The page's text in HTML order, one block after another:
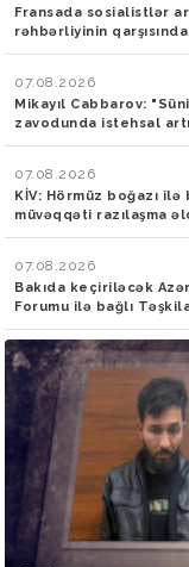
Fransada sosialistlər
rəhbərliyinin
07.08.2026
Mikayıl Cabbarov:
zavodunda istehsal
07.08.2026
KİV: Hörmüz boğazı ilə
müvəqqəti razılaşma
07.08.2026
Bakıda keçiriləcək
Forumu ilə bağlı